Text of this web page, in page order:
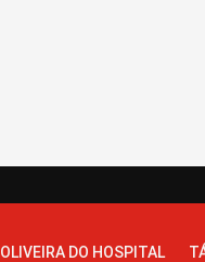
OLIVEIRA DO HOSPITAL